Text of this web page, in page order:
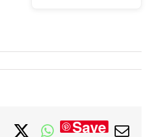
FacebookWhatsApp
Save
Correo